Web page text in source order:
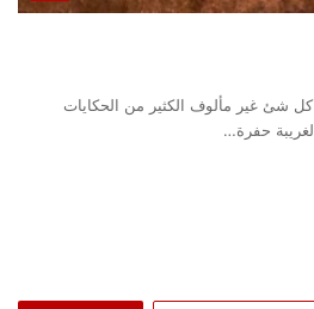
شئ غير مألوف الكثير من الحكايات
حفرة…